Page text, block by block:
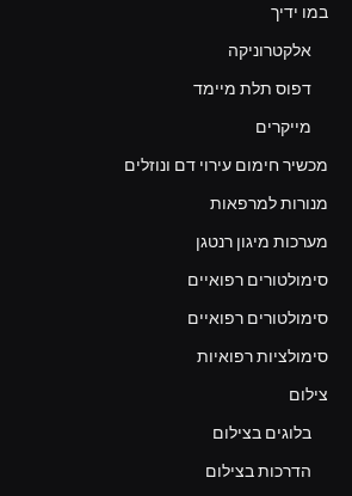
במו ידיך
אלקטרוניקה
דפוס תלת מיימד
מייקרים
מכשיר חימום עירוי דם ונוזלים
מנורות למרפאות
מערכות מיגון רנטגן
סימולטורים רפואיים
סימולטורים רפואיים
סימולציות רפואיות
צילום
בלוגים בצילום
הדרכות בצילום